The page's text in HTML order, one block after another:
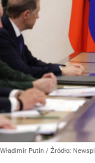
Władimir Putin / Źródło: